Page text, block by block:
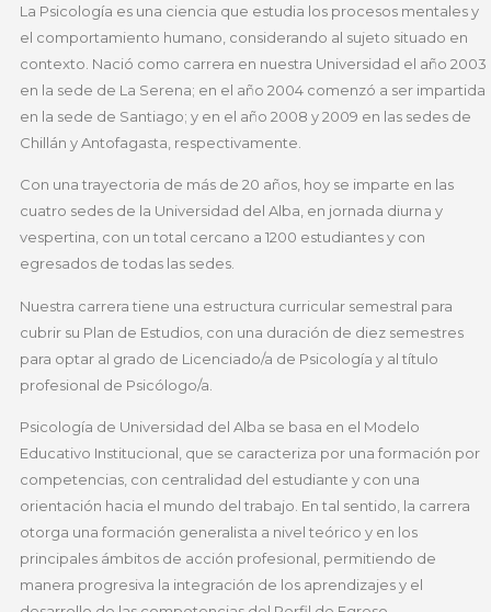
La Psicología es una ciencia que estudia los procesos mentales y
el comportamiento humano, considerando al sujeto situado en
contexto. Nació como carrera en nuestra Universidad el año 2003
en la sede de La Serena; en el año 2004 comenzó a ser impartida
en la sede de Santiago; y en el año 2008 y 2009 en las sedes de
Chillán y Antofagasta, respectivamente.
Con una trayectoria de más de 20 años, hoy se imparte en las
cuatro sedes de la Universidad del Alba, en jornada diurna y
vespertina, con un total cercano a 1200 estudiantes y con
egresados de todas las sedes.
Nuestra carrera tiene una estructura curricular semestral para
cubrir su Plan de Estudios, con una duración de diez semestres
para optar al grado de Licenciado/a de Psicología y al título
profesional de Psicólogo/a.
Psicología de Universidad del Alba se basa en el Modelo
Educativo Institucional, que se caracteriza por una formación por
competencias, con centralidad del estudiante y con una
orientación hacia el mundo del trabajo. En tal sentido, la carrera
otorga una formación generalista a nivel teórico y en los
principales ámbitos de acción profesional, permitiendo de
manera progresiva la integración de los aprendizajes y el